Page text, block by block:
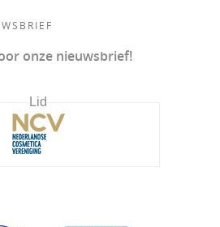
onze nieuwsbrief!
Lid